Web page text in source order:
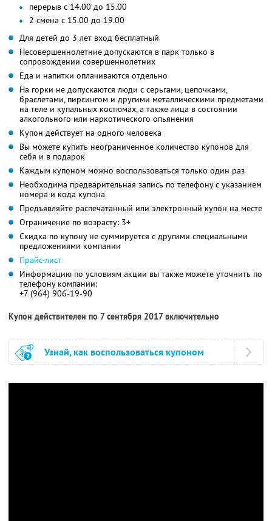
перерыв с 14.00 до 15.00
2 смена с 15.00 до 19.00
Для детей до 3 лет вход бесплатный
Несовершеннолетние допускаются в парк только в
сопровождении совершеннолетних
Еда и напитки оплачиваются отдельно
На горки не допускаются люди с серьгами, цепочками,
браслетами, пирсингом и другими металлическими предметами
на теле и купальных костюмах, а также лица в состоянии
алкогольного или наркотического опьянения
Купон действует на одного человека
Вы можете купить неограниченное количество купонов для
себя и в подарок
Каждым купоном можно воспользоваться только один раз
Необходима предварительная запись по телефону с указанием
номера и кода купона
Предъявляйте распечатанный или электронный купон на месте
Ограничение по возрасту: 3+
Скидка по купону не суммируется с другими специальными
предложениями компании
Прайс-лист
Информацию по условиям акции вы также можете уточнить по
телефону компании:
+7 (964) 906-19-90
Купон действителен по 7 сентября 2017 включительно
Узнай, как воспользоваться купоном